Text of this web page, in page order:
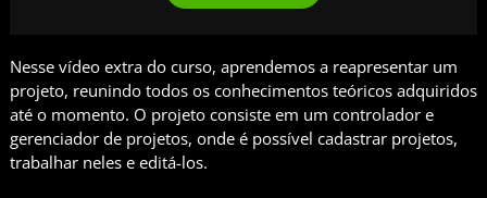
Nesse vídeo extra do curso, aprendemos a reapresentar um
projeto, reunindo todos os conhecimentos teóricos adquiridos
até o momento. O projeto consiste em um controlador e
gerenciador de projetos, onde é possível cadastrar projetos,
trabalhar neles e editá-los.